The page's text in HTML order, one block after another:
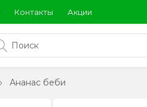
Контакты Акции
Ананас беби